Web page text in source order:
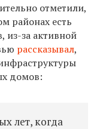
отметили,
районах есть
из-за активной
рассказывал,
домов:
лет, когда